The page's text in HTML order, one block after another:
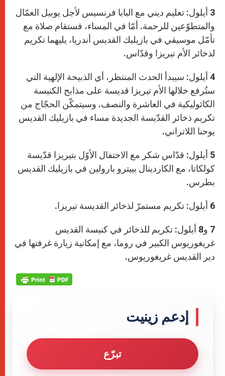
3 أيلول: تعليم ديني مع البابا فرنسيس لأجل يوبيل العمّال
والمتطوّعين للرحمة. أمّا في المساء، فستقام صلاة مع
تأمّل موسيقي في بازيليك القديس أندريا، يليهما تكريم
لذخائر الأم تيريزا وقدّاس.
4 أيلول: سيبدأ الحدث المنتظر، أي الذبيحة الإلهية التي
ستُرفع خلالها الأم تيريزا قديسة على مذابح الكنيسة
الكاثوليكية في العاشرة والنصف. وسيتمكّن الحجّاج من
تكريم ذخائر القدّيسة الجديدة مساء في بازيليك القديس
يوحنا اللاتراني.
5 أيلول: قدّاس شكر مع الاحتفال الأوّل بتيريزا قدّيسة
كولكاتا، مع الكاردينال بييترو بارولين في بازيليك القديس
بطرس.
6 أيلول: تكريم مستمرّ لذخائر القديسة تيريزا.
7 و8 أيلول: تكريم للذخائر في كنيسة القديس
غريغوريوس الكبير في روما، مع إمكانية زيارة غرفتها في
دير القديس غريغوريوس.
إدعم زينيت
تبرّع